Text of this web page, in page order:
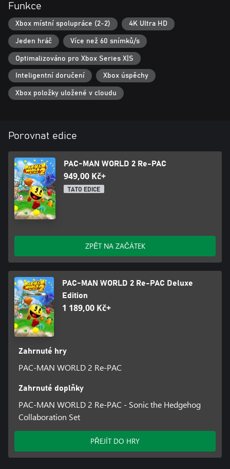
Funkce
Xbox místní spolupráce (2-2) 4K Ultra HD
Jeden hráč Více než 60 snímků/s
Optimalizováno pro Xbox Series X|S
Inteligentní doručení Xbox úspěchy
Xbox položky uložené v cloudu
Porovnat edice
PAC-MAN WORLD 2 Re-PAC
949,00 Kč+
TATO EDICE
ZPĚT NA ZAČÁTEK
PAC-MAN WORLD 2 Re-PAC Deluxe
Edition
1 189,00 Kč+
Zahrnuté hry
PAC-MAN WORLD 2 Re-PAC
Zahrnuté doplňky
PAC-MAN WORLD 2 Re-PAC - Sonic the Hedgehog
Collaboration Set
PŘEJÍT DO HRY